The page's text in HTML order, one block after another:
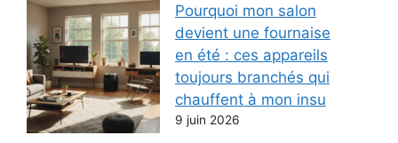
Pourquoi mon salon
devient une fournaise
en été : ces appareils
toujours branchés qui
chauffent à mon insu
9 juin 2026